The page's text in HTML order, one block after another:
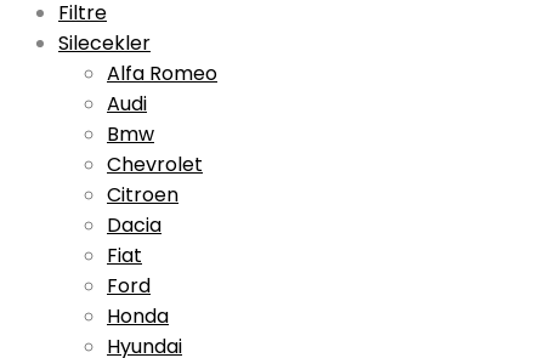
Filtre
Silecekler
Alfa Romeo
Audi
Bmw
Chevrolet
Citroen
Dacia
Fiat
Ford
Honda
Hyundai